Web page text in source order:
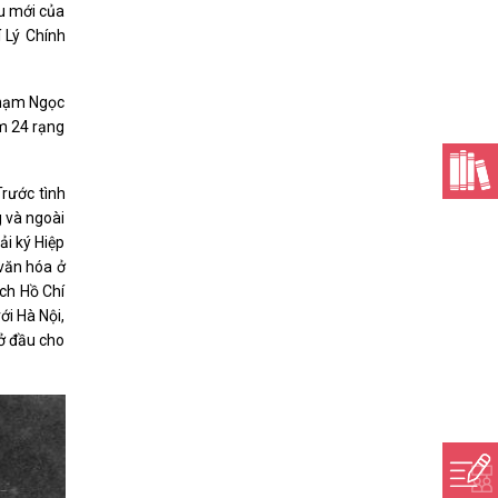
mới của
Chính
Ngọc
24 rạng
tình
và ngoài
ký Hiệp
hóa ở
Hồ Chí
Hà Nội,
đầu cho